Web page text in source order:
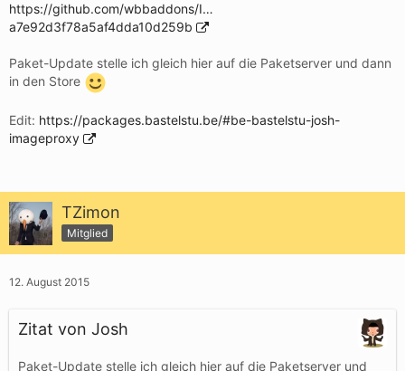
https://github.com/wbbaddons/I…
a7e92d3f78a5af4dda10d259b
Paket-Update stelle ich gleich hier auf die Paketserver und dann
in den Store
Edit: https://packages.bastelstu.be/#be-bastelstu-josh-
imageproxy
TZimon
Mitglied
12. August 2015
Zitat von Josh
Paket-Update stelle ich gleich hier auf die Paketserver und